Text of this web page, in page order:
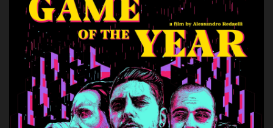
Storia della Fondazione
Contatti
La sede
Partner
Rete regionale
Bilancio sociale
Amministrazione
trasparente
Bandi e gare
TFI Torino Film Industry -
Production Days
Avenue Cove - Erasmus +
Guarda che storia!
La Grazia - Immagini e
location della Torino di Paolo
Sorrentino
Open Day
Ciak in TOur!